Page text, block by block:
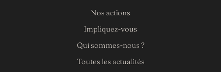
Nos actions
Impliquez-vous
Qui sommes-nous ?
Toutes les actualités